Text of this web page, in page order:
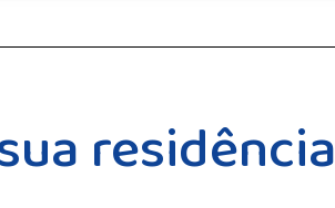
residência